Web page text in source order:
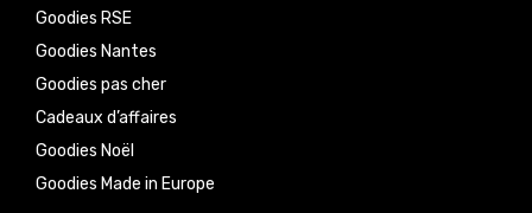
Goodies RSE
Goodies Nantes
Goodies pas cher
Cadeaux d’affaires
Goodies Noël
Goodies Made in Europe